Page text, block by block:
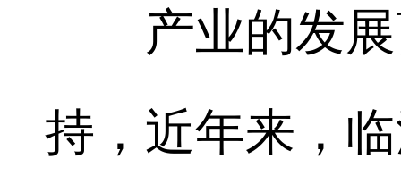
产业的发展
持，近年来，